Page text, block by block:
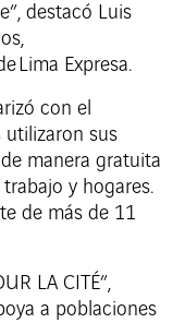
destacó Luis
Lima Expresa.
con el
utilizaron sus
manera gratuita
y hogares.
de más de 11
LA CITÉ”,
a poblaciones